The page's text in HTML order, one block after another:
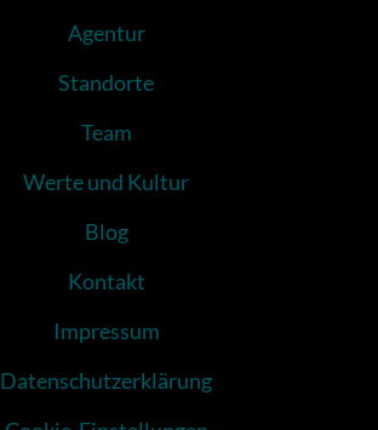
Agentur
Standorte
Team
Werte und Kultur
Blog
Kontakt
Impressum
Datenschutzerklärung